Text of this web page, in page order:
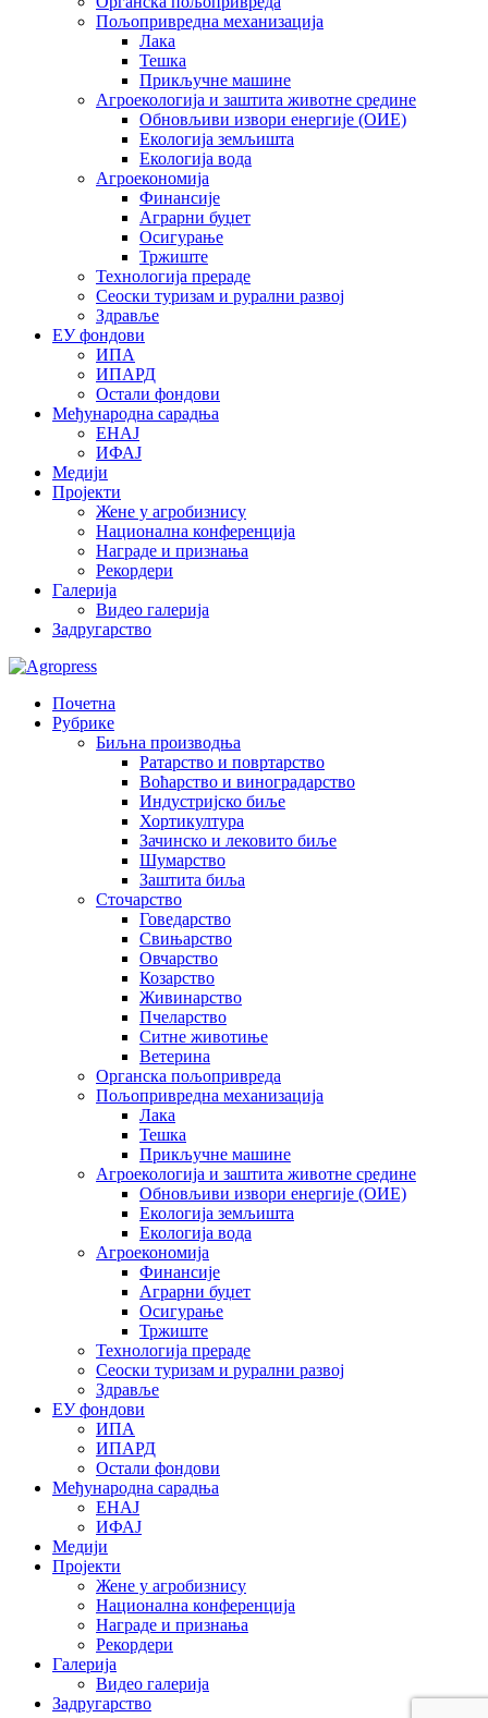
Пољопривредна механизација
Лака
Тешка
Прикључне машине
Агроекологија и заштита животне средине
Обновљиви извори енергије (ОИЕ)
Екологија земљишта
Екологија вода
Агроекономија
Финансије
Аграрни буџет
Осигурање
Тржиште
Технологија прераде
Сеоски туризам и рурални развој
Здравље
ЕУ фондови
ИПА
ИПАРД
Остали фондови
Међународна сарадња
ЕНАЈ
ИФАЈ
Медији
Пројекти
Жене у агробизнису
Национална конференција
Награде и признања
Рекордери
Галерија
Видео галерија
Задругарство
Почетна
Рубрике
Биљна производња
Ратарство и повртарство
Воћарство и виноградарство
Индустријско биље
Хортикултура
Зачинско и лековито биље
Шумарство
Заштита биља
Сточарство
Говедарство
Свињарство
Овчарство
Козарство
Живинарство
Пчеларство
Ситне животиње
Ветерина
Органска пољопривреда
Пољопривредна механизација
Лака
Тешка
Прикључне машине
Агроекологија и заштита животне средине
Обновљиви извори енергије (ОИЕ)
Екологија земљишта
Екологија вода
Агроекономија
Финансије
Аграрни буџет
Осигурање
Тржиште
Технологија прераде
Сеоски туризам и рурални развој
Здравље
ЕУ фондови
ИПА
ИПАРД
Остали фондови
Међународна сарадња
ЕНАЈ
ИФАЈ
Медији
Пројекти
Жене у агробизнису
Национална конференција
Награде и признања
Рекордери
Галерија
Видео галерија
Задругарство